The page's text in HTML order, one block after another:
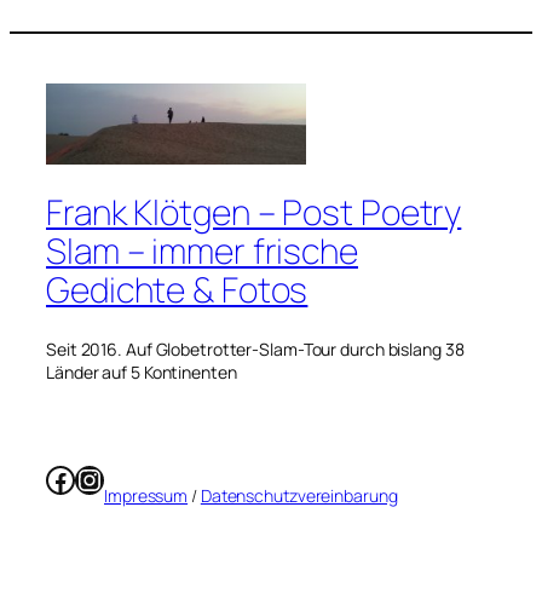
Frank Klötgen – Post Poetry
Slam – immer frische
Gedichte & Fotos
Seit 2016. Auf Globetrotter-Slam-Tour durch bislang 38
Länder auf 5 Kontinenten
Facebook
Instagram
Impressum / Datenschutzvereinbarung